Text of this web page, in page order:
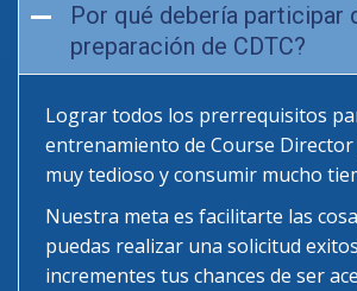
Por qué debería participar
preparación de CDTC?
Lograr todos los prerrequisitos
entrenamiento de Course
muy tedioso y consumir mucho
Nuestra meta es facilitarte las
puedas realizar una solicitud
incrementes tus chances de ser